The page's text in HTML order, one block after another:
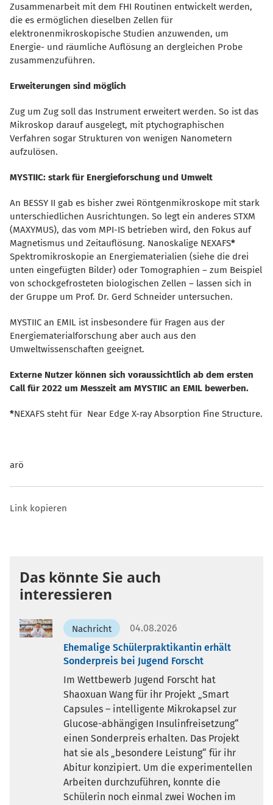
Zusammenarbeit mit dem FHI Routinen entwickelt werden,
die es ermöglichen dieselben Zellen für
elektronenmikroskopische Studien anzuwenden, um
Energie- und räumliche Auflösung an dergleichen Probe
zusammenzuführen.
Erweiterungen sind möglich
Zug um Zug soll das Instrument erweitert werden. So ist das
Mikroskop darauf ausgelegt, mit ptychographischen
Verfahren sogar Strukturen von wenigen Nanometern
aufzulösen.
MYSTIIC: stark für Energieforschung und Umwelt
An BESSY II gab es bisher zwei Röntgenmikroskope mit stark
unterschiedlichen Ausrichtungen. So legt ein anderes STXM
(MAXYMUS), das vom MPI-IS betrieben wird, den Fokus auf
Magnetismus und Zeitauflösung. Nanoskalige NEXAFS*
Spektromikroskopie an Energiematerialien (siehe die drei
unten eingefügten Bilder) oder Tomographien – zum Beispiel
von schockgefrosteten biologischen Zellen – lassen sich in
der Gruppe um Prof. Dr. Gerd Schneider untersuchen.
MYSTIIC an EMIL ist insbesondere für Fragen aus der
Energiematerialforschung aber auch aus den
Umweltwissenschaften geeignet.
Externe Nutzer können sich voraussichtlich ab dem ersten
Call für 2022 um Messzeit am MYSTIIC an EMIL bewerben.
*NEXAFS steht für Near Edge X-ray Absorption Fine Structure.
arö
Link kopieren
Das könnte Sie auch
interessieren
Nachricht
04.08.2026
Ehemalige Schülerpraktikantin erhält
Sonderpreis bei Jugend Forscht
Im Wettbewerb Jugend Forscht hat
Shaoxuan Wang für ihr Projekt „Smart
Capsules – intelligente Mikrokapsel zur
Glucose-abhängigen Insulinfreisetzung“
einen Sonderpreis erhalten. Das Projekt
hat sie als „besondere Leistung“ für ihr
Abitur konzipiert. Um die experimentellen
Arbeiten durchzuführen, konnte die
Schülerin noch einmal zwei Wochen im